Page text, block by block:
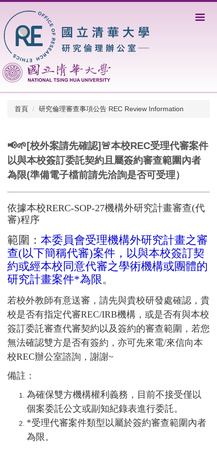
到
主
要
內
區
首頁 研究倫理審查事項公告 REC Review Information
📢🌱[校外案請先確認]🚨本校REC受理代審案件
以與本校簽訂委託契約且屬簽約審查範圍內者
為限(準備電子檔前請先洽詢是否可受理）
依據本校RERC-SOP-27機構外研究計畫審查(代
審)程序
範圍： 本委員會受理機構外研究計畫之審
查(以下簡稱代審)案件，以與本校簽訂契
約或經本校同意代審之學術機構或團體的
研究計畫案件*為限。
若校外教師有意送審，請先與貴校研發處確認，貴
校是否有指定代審REC/IRB機構，或是否有與本校
簽訂委託審查代審契約以及簽約的審查範圍，若您
無法確認雙方是否有簽約，亦可先來電/來信向本
校REC辦公室諮詢，謝謝~
備註：
為確保雙方機構權利義務，目前不接受僅以
個案委託公文或副知紀錄表進行委託。
*受理代審案件類型以屬於簽約審查範圍內者
為限。